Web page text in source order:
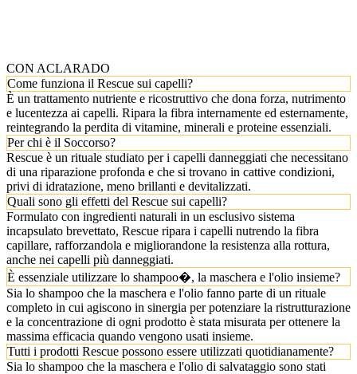
CON ACLARADO
Come funziona il Rescue sui capelli?
È un trattamento nutriente e ricostruttivo che dona forza, nutrimento
e lucentezza ai capelli. Ripara la fibra internamente ed esternamente,
reintegrando la perdita di vitamine, minerali e proteine essenziali.
Per chi è il Soccorso?
Rescue è un rituale studiato per i capelli danneggiati che necessitano
di una riparazione profonda e che si trovano in cattive condizioni,
privi di idratazione, meno brillanti e devitalizzati.
Quali sono gli effetti del Rescue sui capelli?
Formulato con ingredienti naturali in un esclusivo sistema
incapsulato brevettato, Rescue ripara i capelli nutrendo la fibra
capillare, rafforzandola e migliorandone la resistenza alla rottura,
anche nei capelli più danneggiati.
È essenziale utilizzare lo shampoo�, la maschera e l'olio insieme?
Sia lo shampoo che la maschera e l'olio fanno parte di un rituale
completo in cui agiscono in sinergia per potenziare la ristrutturazione
e la concentrazione di ogni prodotto è stata misurata per ottenere la
massima efficacia quando vengono usati insieme.
Tutti i prodotti Rescue possono essere utilizzati quotidianamente?
Sia lo shampoo che la maschera e l'olio di salvataggio sono stati